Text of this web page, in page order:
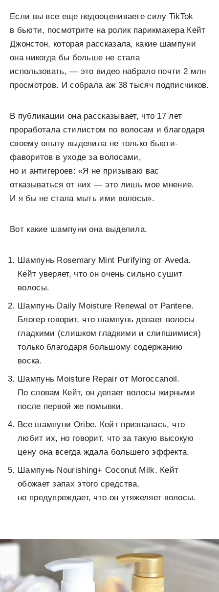
Если вы все еще недооцениваете силу TikTok
в бьюти, посмотрите на ролик парикмахера Кейт
Джонстон, которая рассказала, какие шампуни
она никогда бы больше не стала
использовать, — это видео набрало почти 2 млн
просмотров. И собрала аж 38 тысяч подписчиков.
В публикации она рассказывает, что 17 лет
проработала стилистом по волосам и благодаря
своему опыту выделила не только бьюти-
фаворитов в уходе за волосами,
но и антигероев: «Я не призываю вас
отказываться от них — это лишь мое мнение.
И я бы не стала мыть ими волосы».
Вот какие шампуни она выделила.
Шампунь Rosemary Mint Purifying от Aveda.
Кейт уверяет, что он очень сильно сушит
волосы.
Шампунь Daily Moisture Renewal от Pantene.
Блогер говорит, что шампунь делает волосы
гладкими (слишком гладкими и слипшимися)
только благодаря большому содержанию
воска.
Шампунь Moisture Repair от Moroccanoil.
По словам Кейт, он делает волосы жирными
после первой же помывки.
Все шампуни Oribe. Кейт призналась, что
любит их, но говорит, что за такую высокую
цену она всегда ждала большего эффекта.
Шампунь Nourishing+ Coconut Milk. Кейт
обожает запах этого средства,
но предупреждает, что он утяжеляет волосы.